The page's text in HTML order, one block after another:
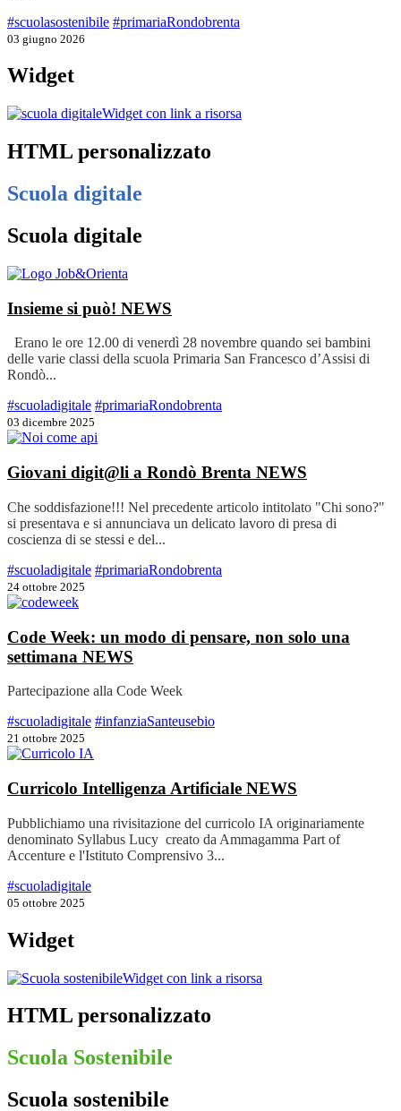
#scuolasostenibile #primariaRondobrenta
03 giugno 2026
Widget
Widget con link a risorsa
HTML personalizzato
Scuola digitale
Scuola digitale
Insieme si può! NEWS
Erano le ore 12.00 di venerdì 28 novembre quando sei bambini
delle varie classi della scuola Primaria San Francesco d’Assisi di
Rondò...
#scuoladigitale #primariaRondobrenta
03 dicembre 2025
Giovani digit@li a Rondò Brenta NEWS
Che soddisfazione!!! Nel precedente articolo intitolato "Chi sono?"
si presentava e si annunciava un delicato lavoro di presa di
coscienza di se stessi e del...
#scuoladigitale #primariaRondobrenta
24 ottobre 2025
Code Week: un modo di pensare, non solo una
settimana NEWS
Partecipazione alla Code Week
#scuoladigitale #infanziaSanteusebio
21 ottobre 2025
Curricolo Intelligenza Artificiale NEWS
Pubblichiamo una rivisitazione del curricolo IA originariamente
denominato Syllabus Lucy creato da Ammagamma Part of
Accenture e l'Istituto Comprensivo 3...
#scuoladigitale
05 ottobre 2025
Widget
Widget con link a risorsa
HTML personalizzato
Scuola Sostenibile
Scuola sostenibile